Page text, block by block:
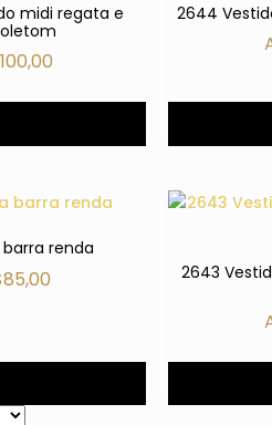
midi regata e
100,00
2644
renda
85,00 2643